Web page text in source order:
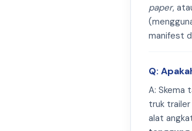
paper,
manifest
Q:
A: Skema
truk trailer
alat